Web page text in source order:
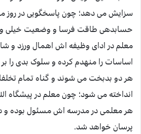
سزایش می دهد؛ چون پاسخگویی در
حسابدهی طاقت فرسا و وضعیت خیلی
معلم در ادای وظیفه اش اهمال ورزد و
اساسات را منهدم کرده و سلوک بدی را
هر دو بدبخت می شوند و گناه تمام
انداخته می شود؛ چون معلم در پیشگاه
هر معلمی در مدرسه اش مسئول بوده و
پرسان خواهد شد.